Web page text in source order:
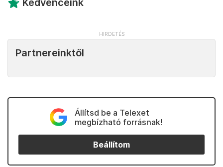
Kedvenceink
Partnereinktől
Állítsd be a Telexet
megbízható forrásnak!
Beállítom